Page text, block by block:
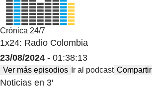
Crónica 24/7
1x24: Radio Colombia
23/08/2024 - 01:38:13
Ver más episodios Ir al podcast Compartir
Noticias en 3′